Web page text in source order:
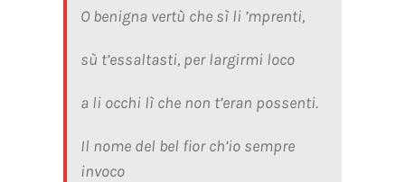
O benigna vertù che sì li ’mprenti,
sù t’essaltasti, per largirmi loco
a li occhi lì che non t’eran possenti.
Il nome del bel fior ch’io sempre
invoco